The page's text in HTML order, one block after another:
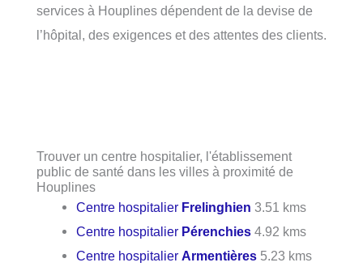
services à Houplines dépendent de la devise de
l’hôpital, des exigences et des attentes des clients.
Trouver un centre hospitalier, l'établissement
public de santé dans les villes à proximité de
Houplines
Centre hospitalier Frelinghien 3.51 kms
Centre hospitalier Pérenchies 4.92 kms
Centre hospitalierArmentières 5.23 kms